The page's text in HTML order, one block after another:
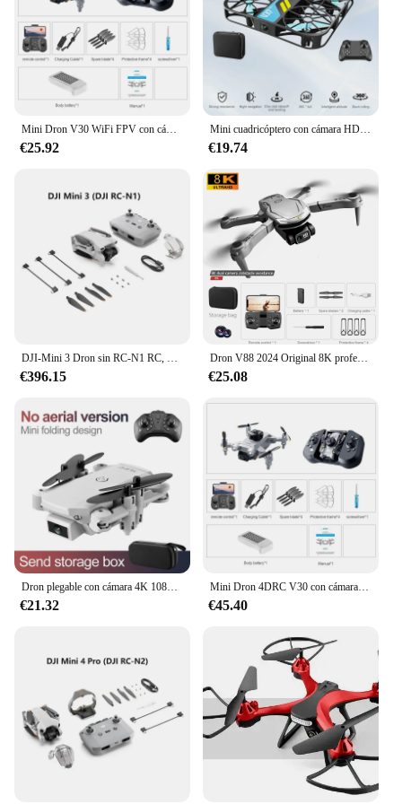
Mini Dron V30 WiFi FPV con cámara Dual 4K HD, Drones para evitar obstáculos, cuadricóptero RC plegable, regalo para adultos y niños, negro y gris
€25.92
Mini cuadricóptero con cámara HD 6K para niños, cuadricóptero con Control remoto de bolsillo, WIFI, 8K, V37
€19.74
DJI-Mini 3 Dron sin RC-N1 RC, Combo Plus profesional 4K HDR, vídeo, transmisión de 10km
€396.15
Dron V88 2024 Original 8K profesional HD aéreo de doble cámara omnidireccional para evitar obstáculos Drone WIFI Quadcopter 10000M
€25.08
Dron plegable con cámara 4K 1080P HD, cuadricóptero con Gps, WiFi, Fpv, presión de aire, mantenimiento de altitud, color negro y gris, juguete para bebés
€21.32
Mini Dron 4DRC V30 con cámara HD 4K 1080P FPV RC, helicóptero Profesional de cinco caras para evitar obstáculos, juguete
€45.40